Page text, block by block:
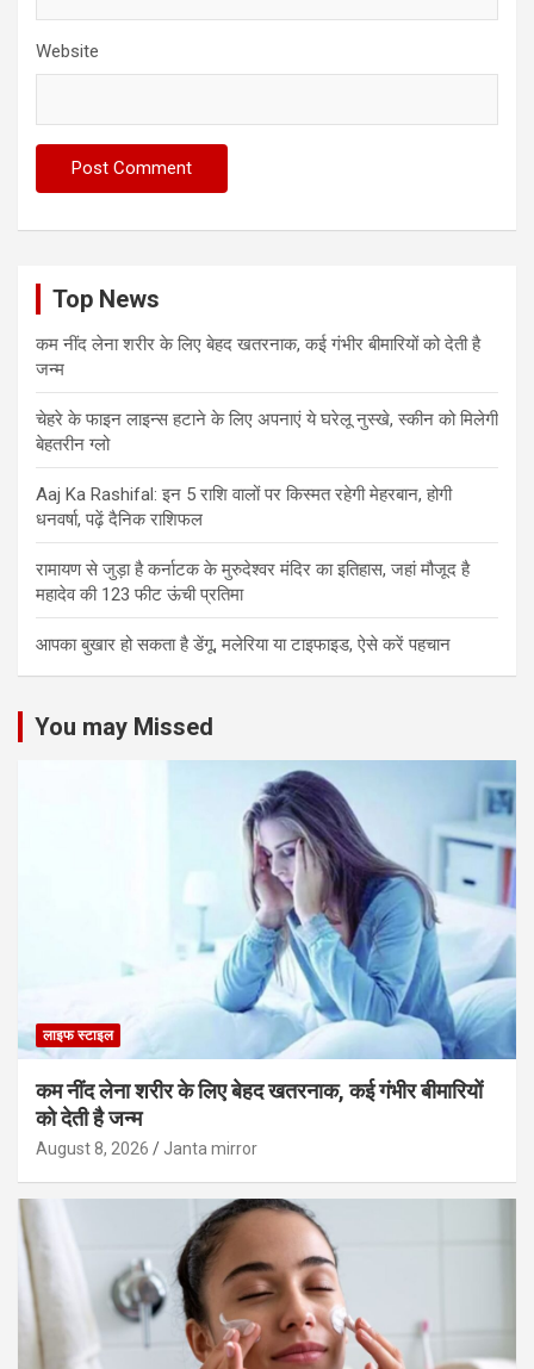
Website
Top News
कम नींद लेना शरीर के लिए बेहद खतरनाक, कई गंभीर बीमारियों को देती है
जन्म
चेहरे के फाइन लाइन्स हटाने के लिए अपनाएं ये घरेलू नुस्खे, स्कीन को मिलेगी
बेहतरीन ग्लो
Aaj Ka Rashifal: इन 5 राशि वालों पर किस्मत रहेगी मेहरबान, होगी
धनवर्षा, पढ़ें दैनिक राशिफल
रामायण से जुड़ा है कर्नाटक के मुरुदेश्वर मंदिर का इतिहास, जहां मौजूद है
महादेव की 123 फीट ऊंची प्रतिमा
आपका बुखार हो सकता है डेंगू, मलेरिया या टाइफाइड, ऐसे करें पहचान
You may Missed
लाइफ स्टाइल
कम नींद लेना शरीर के लिए बेहद खतरनाक, कई गंभीर बीमारियों
को देती है जन्म
August 8, 2026 Janta mirror